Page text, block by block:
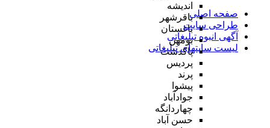
اندیشه
باقرشهر
باغستان
بومهن
پاکدشت
پردیس
پرند
پیشوا
جوادآباد
چهاردانگه
حسن آباد
صفحه اصلی
طراحی سایت
آگهی انبوه تبلیغاتی
لیست سایتهای تبلیغاتی